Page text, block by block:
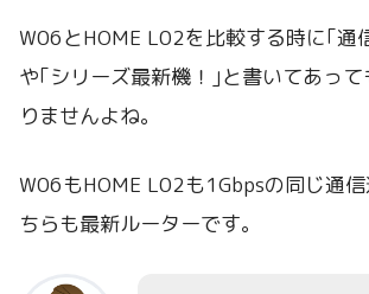
W06とHOME L02を比較する時に｢通
や｢シリーズ最新機！｣と書いてあっ
りませんよね。
W06もHOME L02も1Gbpsの同じ通
ちらも最新ルーターです。